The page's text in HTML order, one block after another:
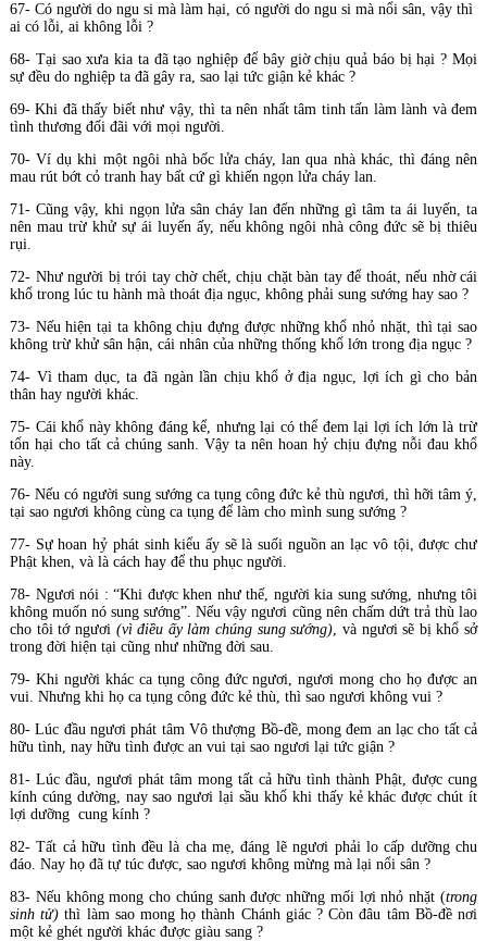
67- Có người do ngu si mà làm hại, có người do ngu si mà nổi sân, vậy thì
ai có lỗi, ai không lỗi ?
68- Tại sao xưa kia ta đã tạo nghiệp để bây giờ chịu quả báo bị hại ? Mọi
sự đều do nghiệp ta đã gây ra, sao lại tức giận kẻ khác ?
69- Khi đã thấy biết như vậy, thì ta nên nhất tâm tinh tấn làm lành và đem
tình thương đối đãi với mọi người.
70- Ví dụ khi một ngôi nhà bốc lửa cháy, lan qua nhà khác, thì đáng nên
mau rút bớt cỏ tranh hay bất cứ gì khiến ngọn lửa cháy lan.
71- Cũng vậy, khi ngọn lửa sân cháy lan đến những gì tâm ta ái luyến, ta
nên mau trừ khử sự ái luyến ấy, nếu không ngôi nhà công đức sẽ bị thiêu
rụi.
72- Như người bị trói tay chờ chết, chịu chặt bàn tay để thoát, nếu nhờ cái
khổ trong lúc tu hành mà thoát địa ngục, không phải sung sướng hay sao ?
73- Nếu hiện tại ta không chịu đựng được những khổ nhỏ nhặt, thì tại sao
không trừ khử sân hận, cái nhân của những thống khổ lớn trong địa ngục ?
74- Vì tham dục, ta đã ngàn lần chịu khổ ở địa ngục, lợi ích gì cho bản
thân hay người khác.
75- Cái khổ này không đáng kể, nhưng lại có thể đem lại lợi ích lớn là trừ
tổn hại cho tất cả chúng sanh. Vậy ta nên hoan hỷ chịu đựng nỗi đau khổ
này.
76- Nếu có người sung sướng ca tụng công đức kẻ thù ngươi, thì hỡi tâm ý,
tại sao ngươi không cùng ca tụng để làm cho mình sung sướng ?
77- Sự hoan hỷ phát sinh kiểu ấy sẽ là suối nguồn an lạc vô tội, được chư
Phật khen, và là cách hay để thu phục người.
78- Ngươi nói : “Khi được khen như thế, người kia sung sướng, nhưng tôi
không muốn nó sung sướng”. Nếu vậy ngươi cũng nên chấm dứt trả thù lao
cho tôi tớ ngươi (vì điều ấy làm chúng sung sướng), và ngươi sẽ bị khổ sở
trong đời hiện tại cũng như những đời sau.
79- Khi người khác ca tụng công đức ngươi, ngươi mong cho họ được an
vui. Nhưng khi họ ca tụng công đức kẻ thù, thì sao ngươi không vui ?
80- Lúc đầu ngươi phát tâm Vô thượng Bồ-đề, mong đem an lạc cho tất cả
hữu tình, nay hữu tình được an vui tại sao ngươi lại tức giận ?
81- Lúc đầu, ngươi phát tâm mong tất cả hữu tình thành Phật, được cung
kính cúng dường, nay sao ngươi lại sầu khổ khi thấy kẻ khác được chút ít
lợi dưỡng cung kính ?
82- Tất cả hữu tình đều là cha mẹ, đáng lẽ ngươi phải lo cấp dưỡng chu
đáo. Nay họ đã tự túc được, sao ngươi không mừng mà lại nổi sân ?
83- Nếu không mong cho chúng sanh được những mối lợi nhỏ nhặt (trong
sinh tử)thì làm sao mong họ thành Chánh giác ? Còn đâu tâm Bồ-đề nơi
một kẻ ghét người khác được giàu sang ?